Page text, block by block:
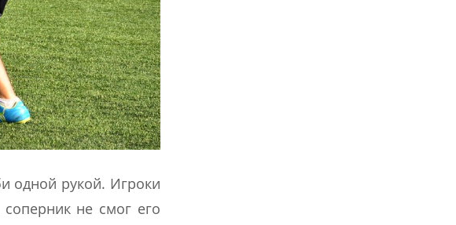
одной рукой. Игроки
не смог его